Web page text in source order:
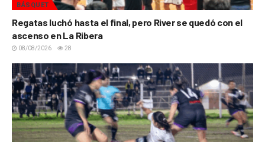
BÁSQUET
Regatas luchó hasta el final, pero River se quedó con el
ascenso en La Ribera
08/08/2026 28